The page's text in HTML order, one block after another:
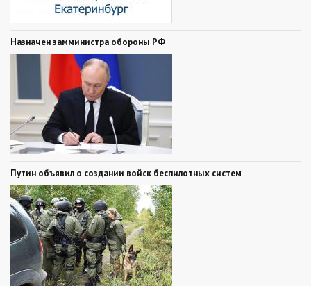
Назначен замминистра обороны РФ
Путин объявил о создании войск беспилотных систем